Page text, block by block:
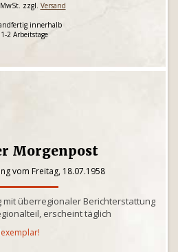
zzgl. Versand
innerhalb
1-2 Arbeitstage
Morgenpost
vom Freitag, 18.07.1958
überregionaler Berichterstattung
erscheint täglich